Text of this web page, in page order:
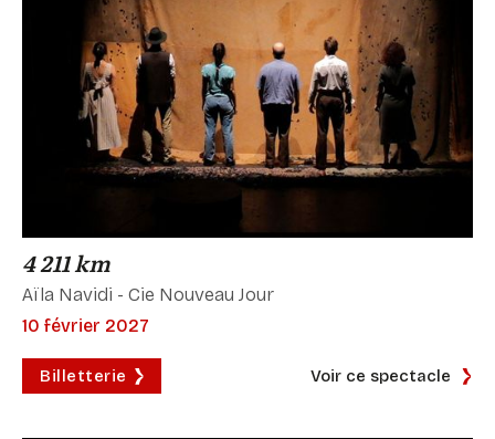
4 211 km
Aïla Navidi - Cie Nouveau Jour
10 février 2027
Billetterie Voir ce spectacle